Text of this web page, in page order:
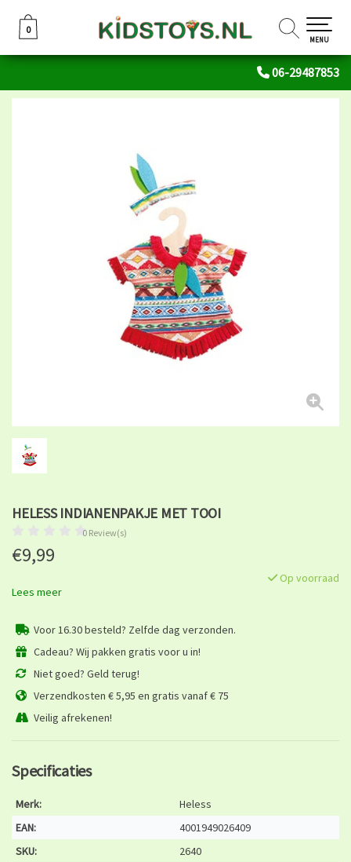
06-29487853
0
0
MENU
HELESS INDIANENPAKJE MET TOOI
0 Review(s)
€9,99
Op voorraad
Lees meer
Voor 16.30 besteld? Zelfde dag verzonden.
Cadeau? Wij pakken gratis voor u in!
Niet goed? Geld terug!
Verzendkosten € 5,95 en gratis vanaf € 75
Veilig afrekenen!
Specificaties
Merk:
Heless
EAN:
4001949026409
SKU:
2640